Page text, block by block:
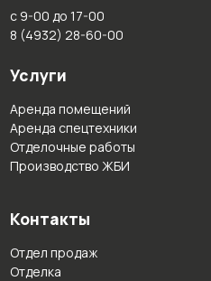
с 9-00 до 17-00
8 (4932) 28-60-00
Услуги
Аренда помещений
Аренда спецтехники
Отделочные работы
Производство ЖБИ
Контакты
Отдел продаж
Отделка